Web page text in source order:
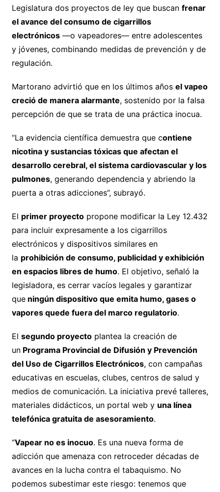
Legislatura dos proyectos de ley que buscan frenar
el avance del consumo de cigarrillos
electrónicos—o vapeadores— entre adolescentes
y jóvenes, combinando medidas de prevención y de
regulación.
Martorano advirtió que en los últimos años el vapeo
creció de manera alarmante, sostenido por la falsa
percepción de que se trata de una práctica inocua.
“La evidencia científica demuestra que contiene
nicotina y sustancias tóxicas que afectan el
desarrollo cerebral, el sistema cardiovascular y los
pulmones, generando dependencia y abriendo la
puerta a otras adicciones”, subrayó.
El primer proyectopropone modificar la Ley 12.432
para incluir expresamente a los cigarrillos
electrónicos y dispositivos similares en
la prohibición de consumo, publicidad y exhibición
en espacios libres de humo. El objetivo, señaló la
legisladora, es cerrar vacíos legales y garantizar
queningún dispositivo que emita humo, gases o
vapores quede fuera del marco regulatorio.
El segundo proyectoplantea la creación de
unPrograma Provincial de Difusión y Prevención
del Uso de Cigarrillos Electrónicos, con campañas
educativas en escuelas, clubes, centros de salud y
medios de comunicación. La iniciativa prevé talleres,
materiales didácticos, un portal web y una línea
telefónica gratuita de asesoramiento.
“Vapear no es inocuo. Es una nueva forma de
adicción que amenaza con retroceder décadas de
avances en la lucha contra el tabaquismo. No
podemos subestimar este riesgo: tenemos que